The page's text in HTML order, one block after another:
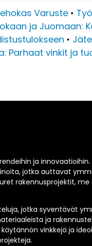
Varuste •
ja Juomaan:
•
Parhaat vinkit ja
ja innovaatioihin.
jotka auttavat
rakennusprojektit,
jotka syventävät
ja
vinkkejä ja